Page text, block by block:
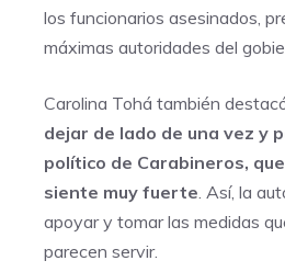
los funcionarios asesinados,
máximas autoridades del
Carolina Tohá también
dejar de lado de una vez y
político de Carabineros,
siente muy fuerte. Así, la
apoyar y tomar las medidas
parecen servir.